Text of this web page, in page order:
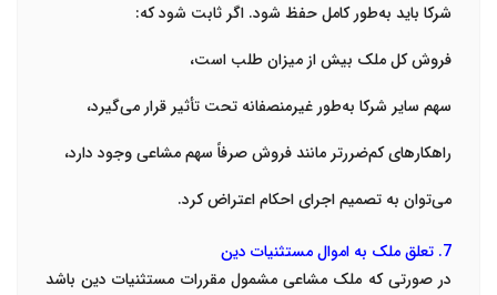
شرکا باید به‌طور کامل حفظ شود. اگر ثابت شود که:
فروش کل ملک بیش از میزان طلب است،
سهم سایر شرکا به‌طور غیرمنصفانه تحت تأثیر قرار می‌گیرد،
راهکارهای کم‌ضررتر مانند فروش صرفاً سهم مشاعی وجود دارد،
می‌توان به تصمیم اجرای احکام اعتراض کرد.
7. تعلق ملک به اموال مستثنیات دین
در صورتی که ملک مشاعی مشمول مقررات مستثنیات دین باشد